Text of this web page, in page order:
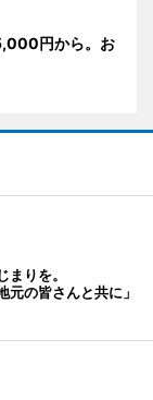
円から。お
りを。
の皆さんと共に」